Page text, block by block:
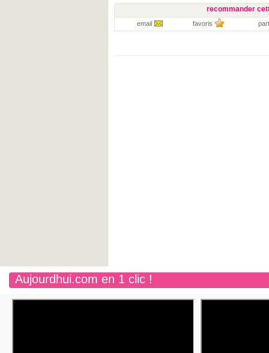
recommander
email favoris
Aujourdhui.com en 1 clic !